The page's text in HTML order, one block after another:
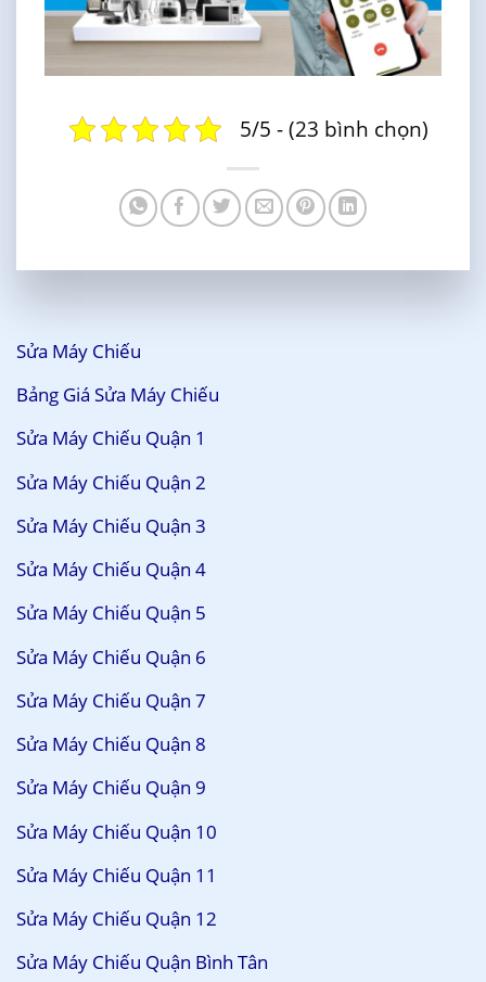
5/5 - (23 bình chọn)
Sửa Máy Chiếu
Bảng Giá Sửa Máy Chiếu
Sửa Máy Chiếu Quận 1
Sửa Máy Chiếu Quận 2
Sửa Máy Chiếu Quận 3
Sửa Máy Chiếu Quận 4
Sửa Máy Chiếu Quận 5
Sửa Máy Chiếu Quận 6
Sửa Máy Chiếu Quận 7
Sửa Máy Chiếu Quận 8
Sửa Máy Chiếu Quận 9
Sửa Máy Chiếu Quận 10
Sửa Máy Chiếu Quận 11
Sửa Máy Chiếu Quận 12
Sửa Máy Chiếu Quận Bình Tân